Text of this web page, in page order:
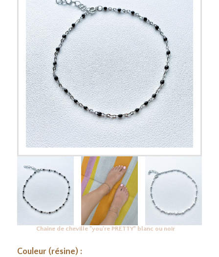
Chaîne de cheville "you're PRETTY" blanc ou noir
Couleur (résine) :